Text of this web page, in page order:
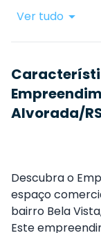
Ver tudo
Alvorada/
Descubra o
espaço
bairro Bela
Este